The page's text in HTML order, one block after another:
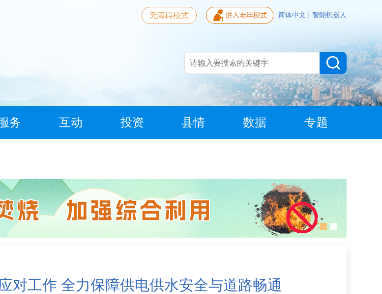
简体中文 智能机器人
无障碍模式
务 互动 投资 县情 数据 专题
对工作 全力保障供电供水安全与道路畅通